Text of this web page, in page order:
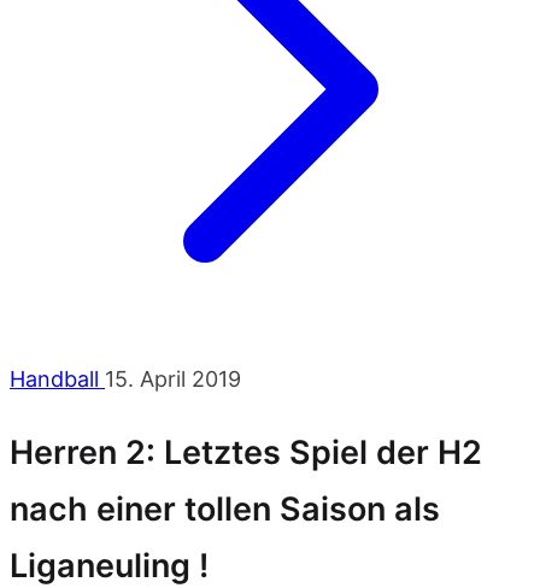
Handball 15. April 2019
Herren 2: Letztes Spiel der H2
nach einer tollen Saison als
Liganeuling !